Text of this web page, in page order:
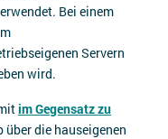
Bei einem
Servern
wird.
im Gegensatz zu
über die hauseigenen